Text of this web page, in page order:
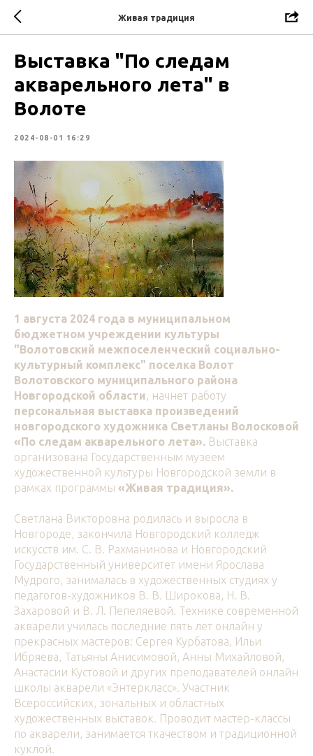
Живая традиция
Выставка "По следам
акварельного лета" в
Волоте
2024-08-01 16:29
1 августа 2024 года в муниципальном
бюджетном учреждении культуры
"Волотовский межпоселенческий социально-
культурный комплекс" поселка Волот
Волотовского муниципального района
Новгородской области, начнет работу
персональная выставка произведений
новгородского художника Светланы Волосковой
«По следам акварельного лета». Выставка
организована Государственным музеем
художественной культуры Новгородской земли в
рамках программы «Живая традиция».
Светлана Викторовна родилась и выросла в
Новгороде, закончила Новгородский колледж
искусств им. С. В. Рахманинова и Новгородский
Государственный университет имени Ярослава
Мудрого, занималась в художественных студиях у
педагогов-художников В. В. Широкова, Н. В.
Захаровой и В. Л. Пепеляевой. Технике современной
акварели училась последние пять лет онлайн у
прекрасных мастеров: Сергея Курбатова, Ильи
Ибряева, Татьяны Анисимовой, Анны Михайловой,
Анастасии Кустовой и других преподавателей онлайн
школы акварели «Энтеркласс». Участник
Всероссийских, зональных и областных
художественных выставок. Проводит мастер-классы
по акварели, занимается ткачеством и традиционной
куклой.